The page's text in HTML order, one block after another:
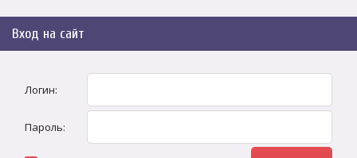
Вход на сайт
Логин:
Пароль: